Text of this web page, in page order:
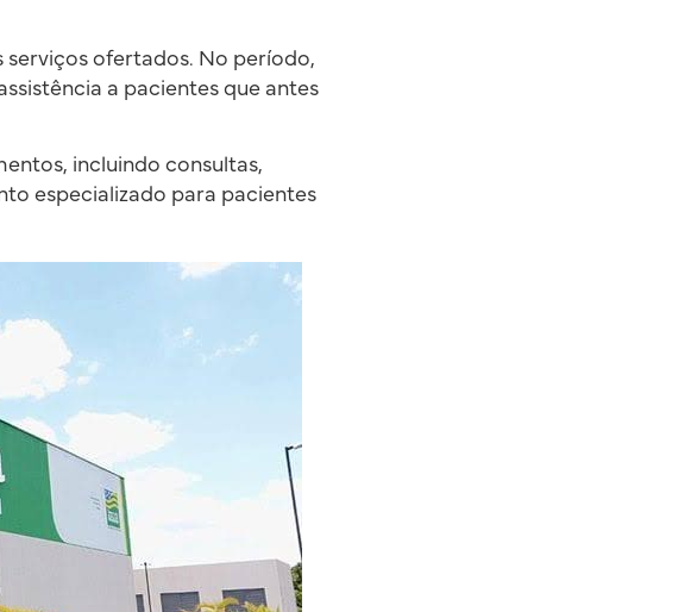
ofertados. No período,
a pacientes que antes
incluindo consultas,
especializado para pacientes